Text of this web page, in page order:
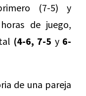
(7-5) y
de juego,
(4-6, 7-5 y 6-
de una pareja